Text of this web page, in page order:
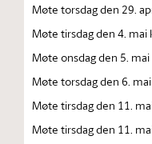
Møte torsdag den 29.
Møte tirsdag den 4. mai
Møte onsdag den 5. mai
Møte torsdag den 6. mai
Møte tirsdag den 11.
Møte tirsdag den 11.